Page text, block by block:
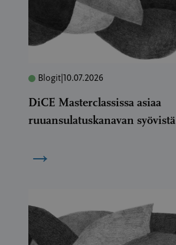
Blogit 10.07.2026
DiCE Masterclassissa asiaa
ruuansulatuskanavan syövistä
→